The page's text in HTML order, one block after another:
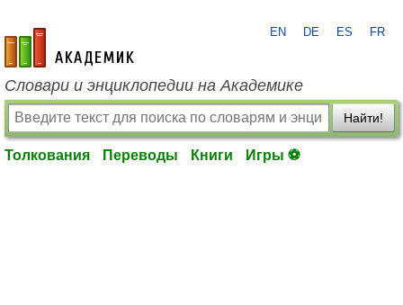
academic.ru
EN DE ES FR
Словари и энциклопедии на Академике
Найти!
Толкования Переводы Книги Игры ⚽